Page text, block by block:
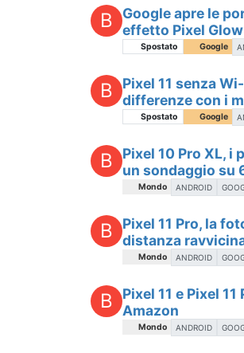
B
Google apre le
effetto Pixel Glow
Spostato Google
B
Pixel 11 senza
differenze con i
Spostato Google
B
Pixel 10 Pro XL,
un sondaggio su
Mondo ANDROID
B
Pixel 11 Pro, la
distanza
Mondo ANDROID
B
Pixel 11 e Pixel
Amazon
Mondo ANDROID